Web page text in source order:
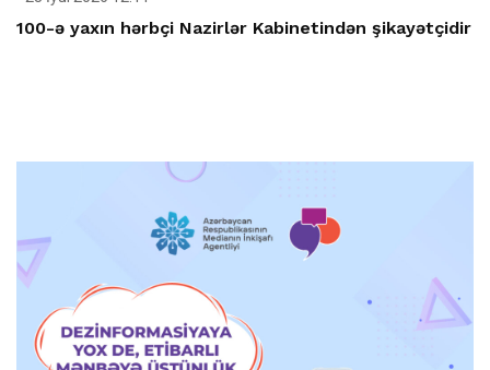
100-ə yaxın hərbçi Nazirlər Kabinetindən şikayətçidir